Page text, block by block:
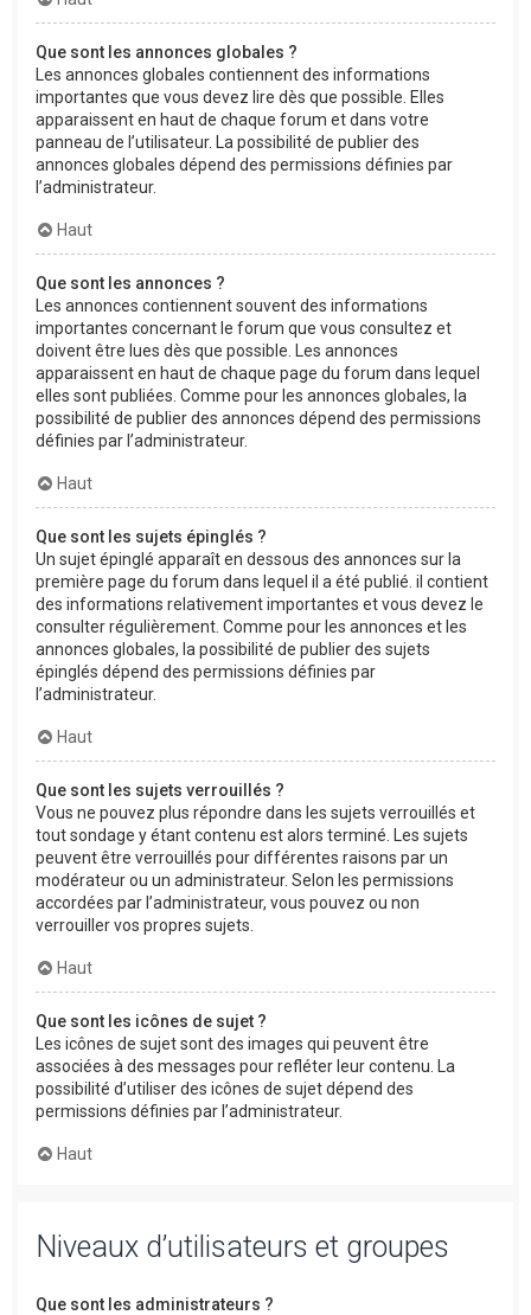
Que sont les annonces globales ?
Les annonces globales contiennent des informations
importantes que vous devez lire dès que possible. Elles
apparaissent en haut de chaque forum et dans votre
panneau de l’utilisateur. La possibilité de publier des
annonces globales dépend des permissions définies par
l’administrateur.
Haut
Que sont les annonces ?
Les annonces contiennent souvent des informations
importantes concernant le forum que vous consultez et
doivent être lues dès que possible. Les annonces
apparaissent en haut de chaque page du forum dans lequel
elles sont publiées. Comme pour les annonces globales, la
possibilité de publier des annonces dépend des permissions
définies par l’administrateur.
Haut
Que sont les sujets épinglés ?
Un sujet épinglé apparaît en dessous des annonces sur la
première page du forum dans lequel il a été publié. il contient
des informations relativement importantes et vous devez le
consulter régulièrement. Comme pour les annonces et les
annonces globales, la possibilité de publier des sujets
épinglés dépend des permissions définies par
l’administrateur.
Haut
Que sont les sujets verrouillés ?
Vous ne pouvez plus répondre dans les sujets verrouillés et
tout sondage y étant contenu est alors terminé. Les sujets
peuvent être verrouillés pour différentes raisons par un
modérateur ou un administrateur. Selon les permissions
accordées par l’administrateur, vous pouvez ou non
verrouiller vos propres sujets.
Haut
Que sont les icônes de sujet ?
Les icônes de sujet sont des images qui peuvent être
associées à des messages pour refléter leur contenu. La
possibilité d’utiliser des icônes de sujet dépend des
permissions définies par l’administrateur.
Haut
Niveaux d’utilisateurs et groupes
Que sont les administrateurs ?